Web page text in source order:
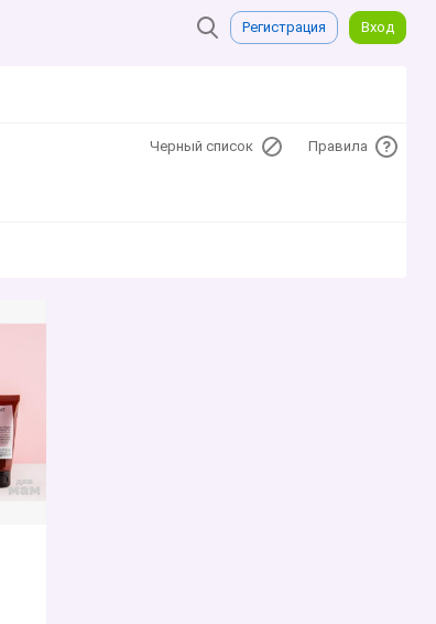
Регистрация Вход
Черный список Правила